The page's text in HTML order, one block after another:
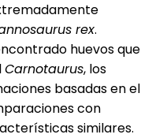
rex.
huevos que
Carnotaurus, los
basadas en el
con
similares.